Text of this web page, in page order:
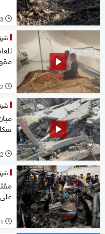
l
23
l
22
l
22
l
21